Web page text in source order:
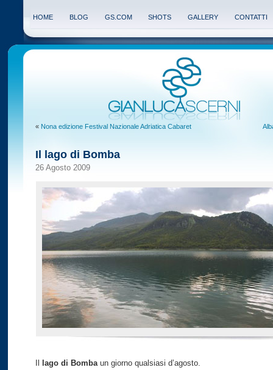
HOME BLOG GS.COM SHOTS GALLERY CONTATTI
« Nona edizione Festival Nazionale Adriatica Cabaret
Il lago di Bomba
26 Agosto 2009
Il lago di Bomba un giorno qualsiasi d’agosto.